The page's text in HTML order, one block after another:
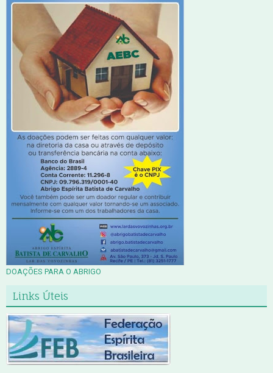
DOAÇÕES PARA O ABRIGO
Links Úteis